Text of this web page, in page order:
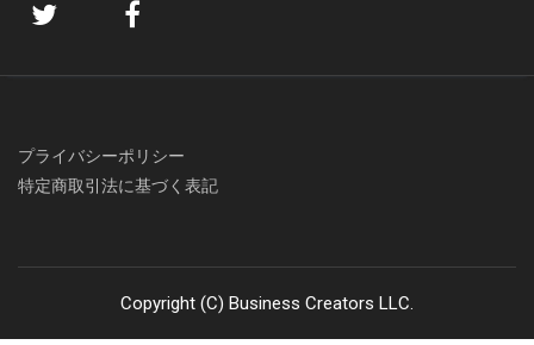
プライバシーポリシー
特定商取引法に基づく表記
Copyright (C) Business Creators LLC.